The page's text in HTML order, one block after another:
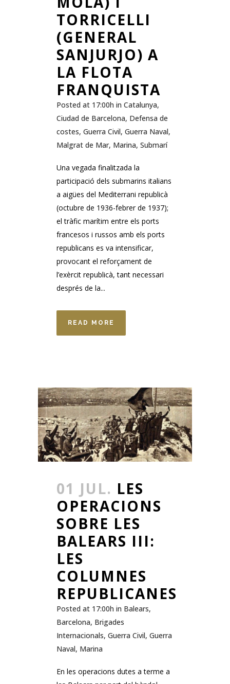
TORRICELLI
(GENERAL
SANJURJO) A
LA FLOTA
FRANQUISTA
Posted at 17:00h in Catalunya,
Ciudad de Barcelona, Defensa de
costes, Guerra Civil, Guerra Naval,
Malgrat de Mar, Marina, Submarí
Una vegada finalitzada la
participació dels submarins italians
a aigües del Mediterrani republicà
(octubre de 1936-febrer de 1937);
el tràfic marítim entre els ports
francesos i russos amb els ports
republicans es va intensificar,
provocant el reforçament de
l’exèrcit republicà, tant necessari
després de la...
READ MORE
01 JUL. LES
OPERACIONS
SOBRE LES
BALEARS III:
LES
COLUMNES
REPUBLICANES
Posted at 17:00h in Balears,
Barcelona, Brigades
Internacionals, Guerra Civil, Guerra
Naval, Marina
En les operacions dutes a terme a